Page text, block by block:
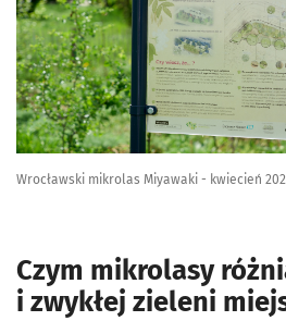
Wrocławski mikrolas Miyawaki - kwiecień
Czym mikrolasy
i zwykłej zieleni